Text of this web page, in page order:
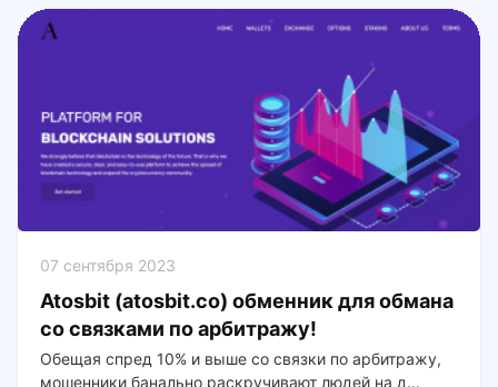
07 сентября 2023
Atosbit (atosbit.co) обменник для обмана
со связками по арбитражу!
Обещая спред 10% и выше со связки по арбитражу,
мошенники банально раскручивают людей на д...